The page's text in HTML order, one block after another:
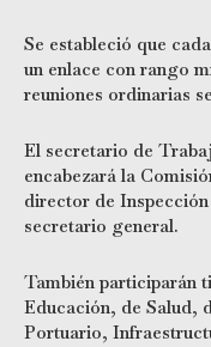
Se estableció que
un enlace con rango
reuniones ordinarias
El secretario de
encabezará la
director de
secretario general.
También participarán
Educación, de Salud,
Portuario,